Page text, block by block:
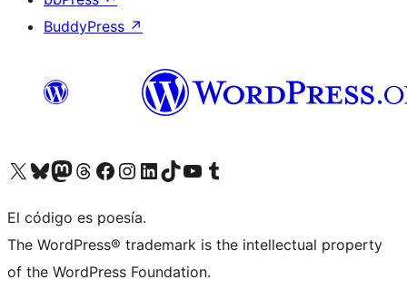
BuddyPress ↗
Visitá nuestra cuenta de X (anteriormente Twitter)
Visitá nuestra cuenta de Bluesky
Visitá nuestra cuenta de Mastodon
Visitá nuestra cuenta de Threads
Visitá nuestra página de Facebook
Visitá nuestra cuenta de Instagram
Visitá nuestra cuenta de LinkedIn
Visitá nuestra cuenta de TikTok
Visitá nuestro canal de YouTube
Visitá nuestra cuenta de Tumblr
El código es poesía.
The WordPress® trademark is the intellectual property
of the WordPress Foundation.